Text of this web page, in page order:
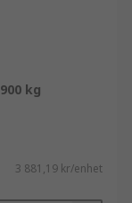
kg
3 881,19 kr/enhet